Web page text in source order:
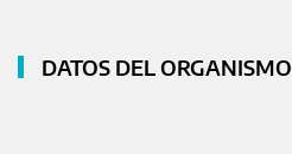
DATOS DEL ORGANISMO